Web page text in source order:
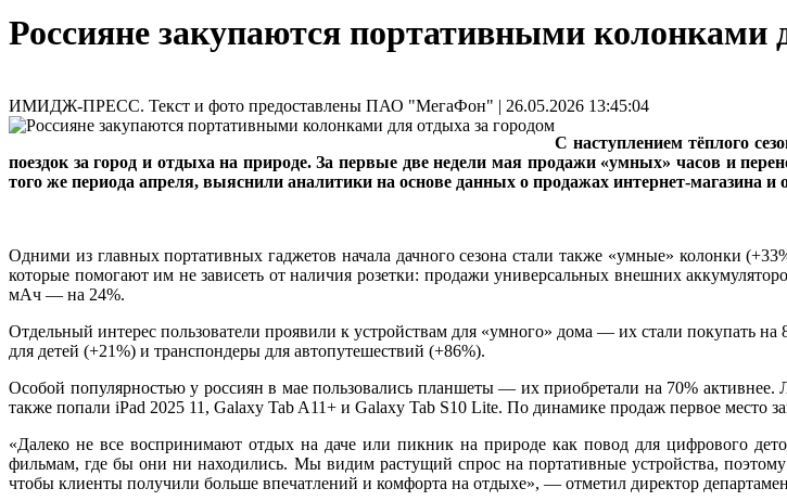
Россияне закупаются портативными колонками
ИМИДЖ-ПРЕСС. Текст и фото предоставлены ПАО "МегаФон" | 26.05.2026 13:45:04
С наступлением тёплого
поездок за город и отдыха на природе. За первые две недели мая продажи «умных» часов и
того же периода апреля, выяснили аналитики на основе данных о продажах интернет-магазина
Одними из главных портативных гаджетов начала дачного сезона стали также «умные» колонки
которые помогают им не зависеть от наличия розетки: продажи универсальных внешних
мАч — на 24%.
Отдельный интерес пользователи проявили к устройствам для «умного» дома — их стали покупать на
для детей (+21%) и транспондеры для автопутешествий (+86%).
Особой популярностью у россиян в мае пользовались планшеты — их приобретали на 70%
также попали iPad 2025 11, Galaxy Tab A11+ и Galaxy Tab S10 Lite. По динамике продаж первое место
«Далеко не все воспринимают отдых на даче или пикник на природе как повод для цифрового
фильмам, где бы они ни находились. Мы видим растущий спрос на портативные устройства,
чтобы клиенты получили больше впечатлений и комфорта на отдыхе», — отметил директор